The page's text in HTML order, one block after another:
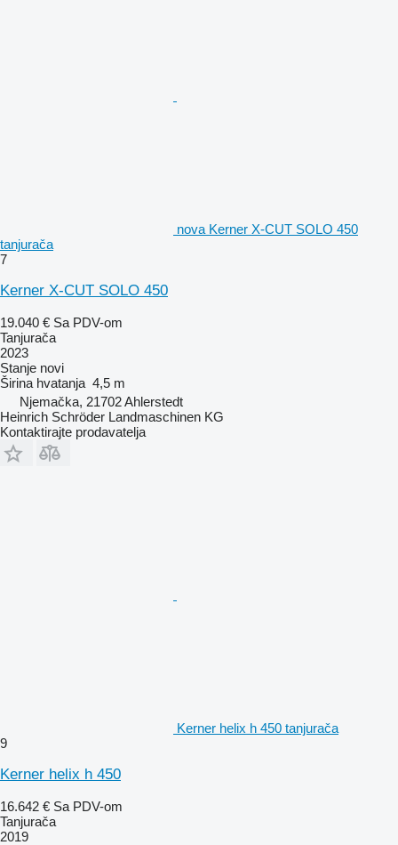
nova Kerner X-CUT SOLO 450
tanjurača
7
Kerner X-CUT SOLO 450
19.040 € Sa PDV-om
Tanjurača
2023
Stanje novi
Širina hvatanja 4,5 m
Njemačka, 21702 Ahlerstedt
Heinrich Schröder Landmaschinen KG
Kontaktirajte prodavatelja
Kerner helix h 450 tanjurača
9
Kerner helix h 450
16.642 € Sa PDV-om
Tanjurača
2019